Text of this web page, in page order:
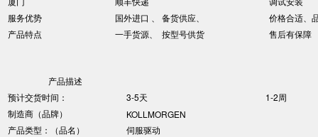
服务优势
国外进口 、 备货供应、
价格合适、
产品特点
一手货源、 按型号供货 售后有保障
产品描述
预计交货时间：
3-5天
1-2周
制造商（品牌）
KOLLMORGEN
产品类型：（品名）
伺服驱动